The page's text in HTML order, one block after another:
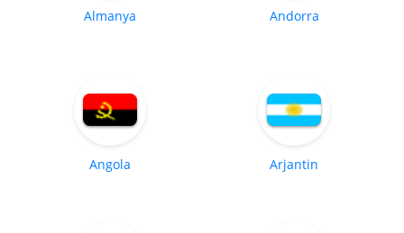
Almanya Andorra
Angola Arjantin